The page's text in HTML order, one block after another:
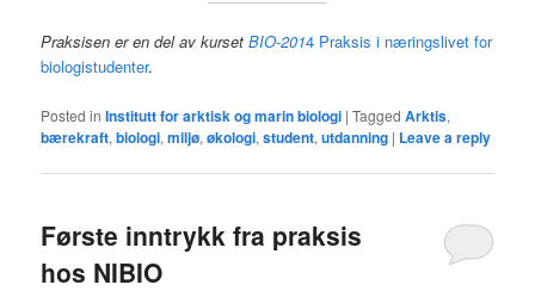
Praksisen er en del av kursetBIO-2014 Praksis i næringslivet for
biologistudenter.
Posted in Institutt for arktisk og marin biologi |Tagged Arktis,
bærekraft,biologi,miljø,økologi,student,utdanning | Leave a reply
Første inntrykk fra praksis
hos NIBIO